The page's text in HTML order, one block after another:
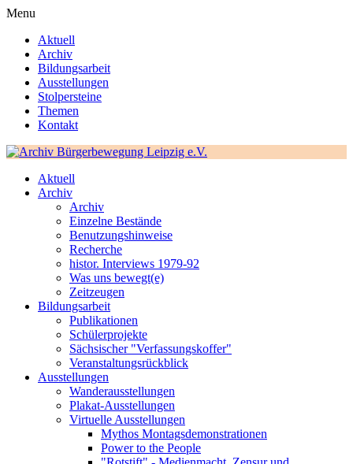
Menu
Aktuell
Archiv
Bildungsarbeit
Ausstellungen
Stolpersteine
Themen
Kontakt
Aktuell
Archiv
Archiv
Einzelne Bestände
Benutzungshinweise
Recherche
histor. Interviews 1979-92
Was uns bewegt(e)
Zeitzeugen
Bildungsarbeit
Publikationen
Schülerprojekte
Sächsischer "Verfassungskoffer"
Veranstaltungsrückblick
Ausstellungen
Wanderausstellungen
Plakat-Ausstellungen
Virtuelle Ausstellungen
Mythos Montagsdemonstrationen
Power to the People